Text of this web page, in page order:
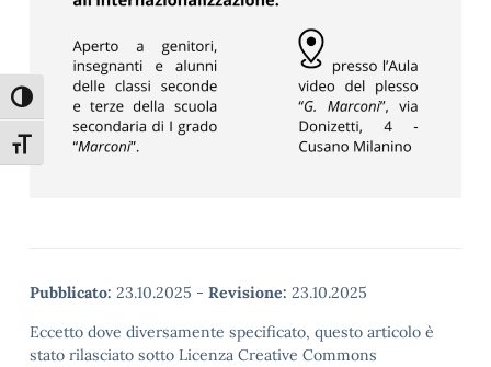
Attiva/disattiva alto contrasto
Attiva/disattiva dimensione testo
Pubblicato: 23.10.2025 - Revisione: 23.10.2025
Eccetto dove diversamente specificato, questo articolo è
stato rilasciato sotto Licenza Creative Commons